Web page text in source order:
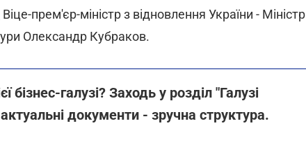
Віце-прем'єр-міністр з відновлення України - Міністр
Олександр Кубраков.
бізнес-галузі? Заходь у розділ "Галузі
документи - зручна структура.